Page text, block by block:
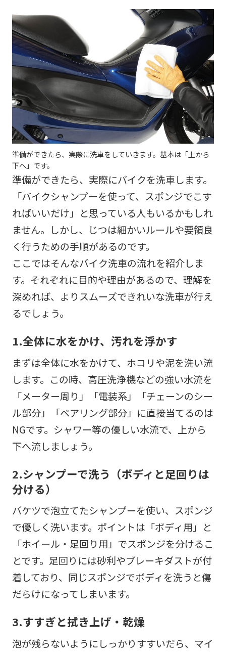
準備ができたら、実際に洗車をしていきます。基本は「上から
下へ」です。
準備ができたら、実際にバイクを洗車します。
「バイクシャンプーを使って、スポンジでこす
ればいいだけ」と思っている人もいるかもしれ
ません。しかし、じつは細かいルールや要領良
く行うための手順があるのです。
ここではそんなバイク洗車の流れを紹介しま
す。それぞれに目的や理由があるので、理解を
深めれば、よりスムーズできれいな洗車が行え
るでしょう。
1.全体に水をかけ、汚れを浮かす
まずは全体に水をかけて、ホコリや泥を洗い流
します。この時、高圧洗浄機などの強い水流を
「メーター周り」「電装系」「チェーンのシー
ル部分」「ベアリング部分」に直接当てるのは
NGです。シャワー等の優しい水流で、上から
下へ流しましょう。
2.シャンプーで洗う（ボディと足回りは
分ける）
バケツで泡立てたシャンプーを使い、スポンジ
で優しく洗います。ポイントは「ボディ用」と
「ホイール・足回り用」でスポンジを分けるこ
とです。足回りには砂利やブレーキダストが付
着しており、同じスポンジでボディを洗うと傷
だらけになってしまいます。
3.すすぎと拭き上げ・乾燥
泡が残らないようにしっかりすすいだら、マイ